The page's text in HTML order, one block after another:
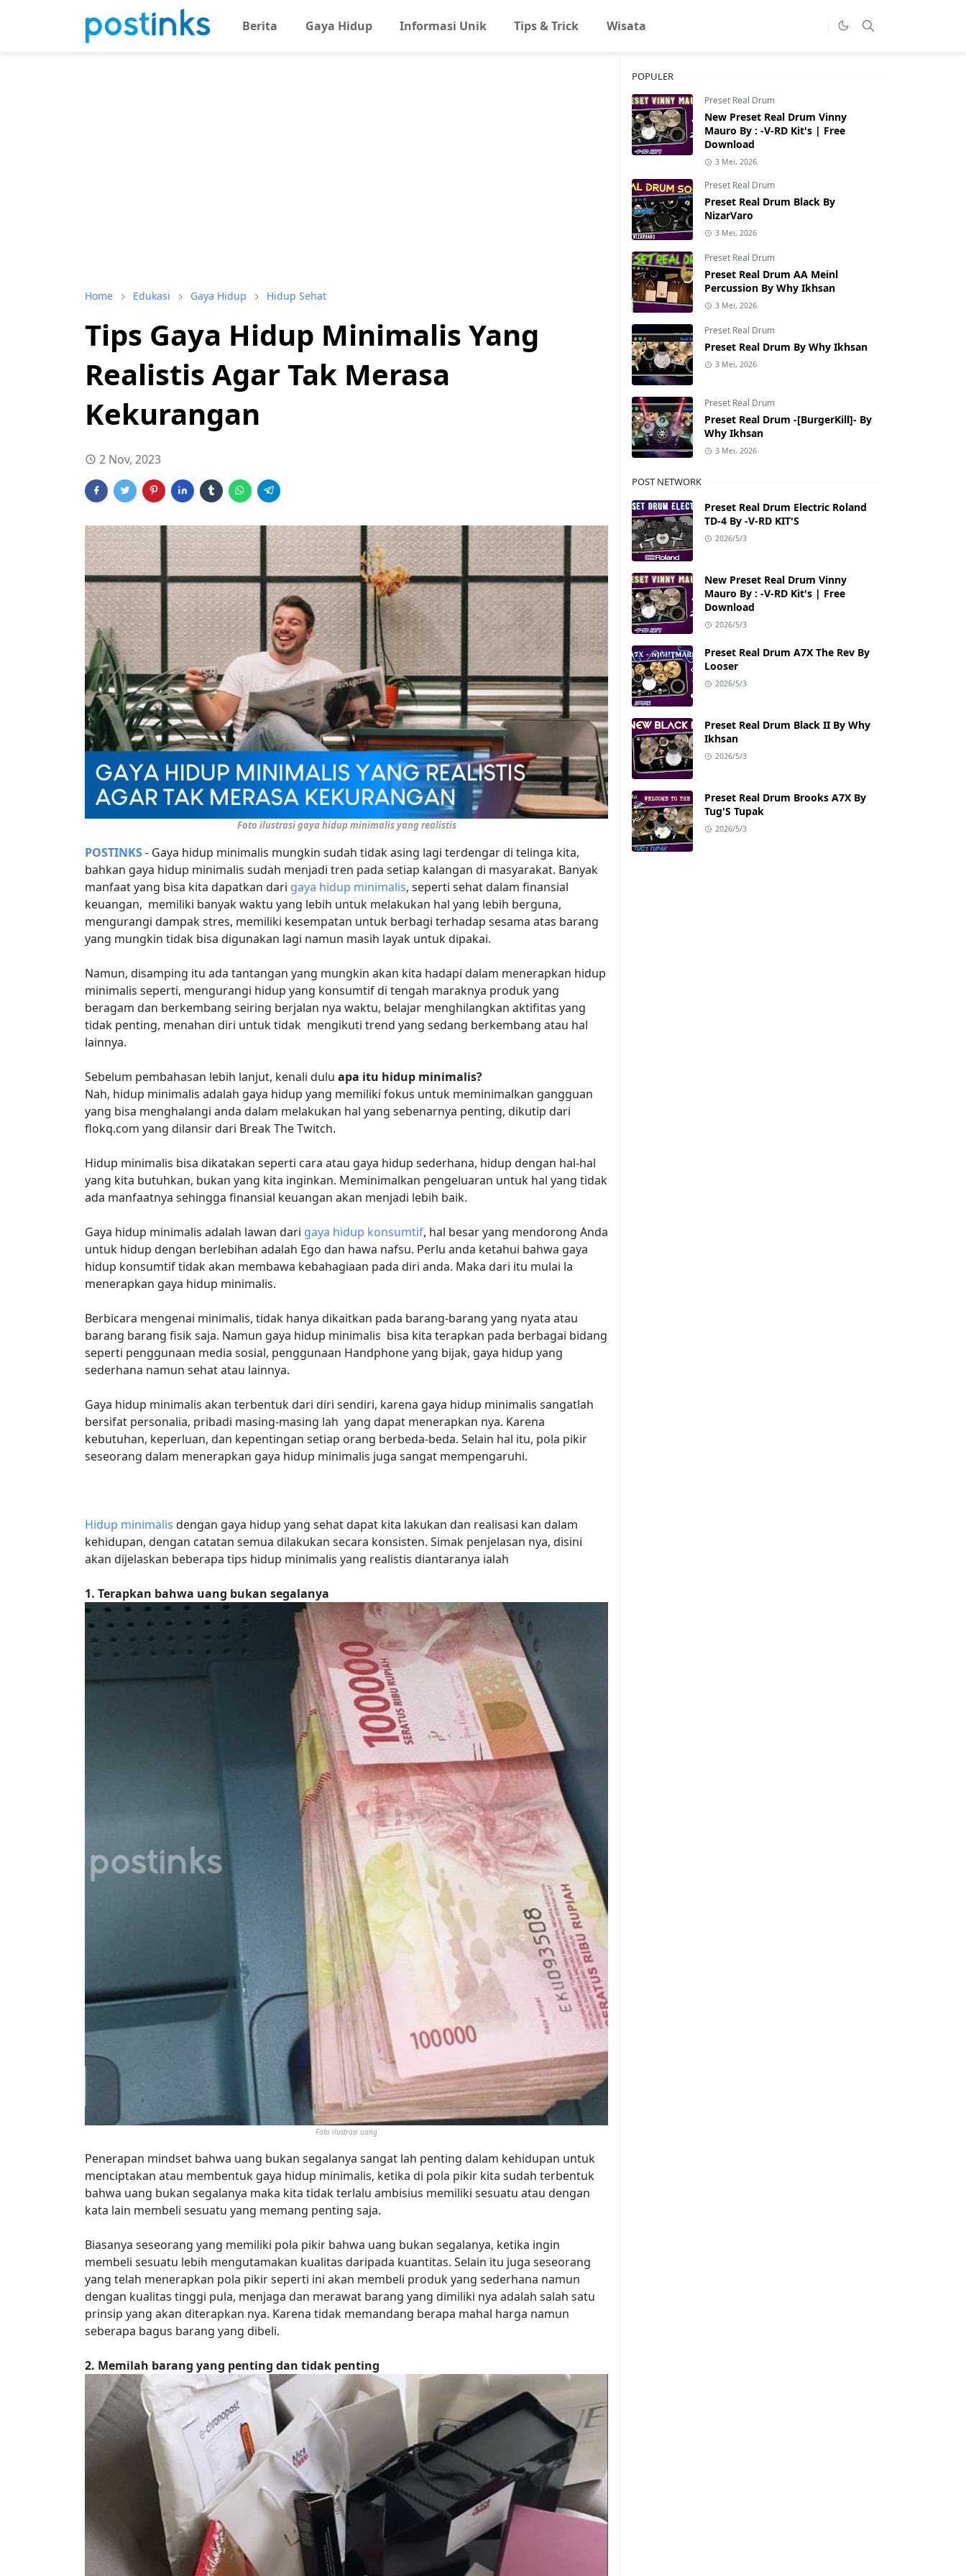
Berita Gaya Hidup Informasi Unik Tips & Trick Wisata
Home Edukasi Gaya Hidup Hidup Sehat
Tips Gaya Hidup Minimalis Yang
Realistis Agar Tak Merasa
Kekurangan
2 Nov, 2023
Foto ilustrasi gaya hidup minimalis yang realistis
POSTINKS- Gaya hidup minimalis mungkin sudah tidak asing lagi terdengar di telinga kita,
bahkan gaya hidup minimalis sudah menjadi tren pada setiap kalangan di masyarakat. Banyak
manfaat yang bisa kita dapatkan dari gaya hidup minimalis, seperti sehat dalam finansial
keuangan, memiliki banyak waktu yang lebih untuk melakukan hal yang lebih berguna,
mengurangi dampak stres, memiliki kesempatan untuk berbagi terhadap sesama atas barang
yang mungkin tidak bisa digunakan lagi namun masih layak untuk dipakai.
Namun, disamping itu ada tantangan yang mungkin akan kita hadapi dalam menerapkan hidup
minimalis seperti, mengurangi hidup yang konsumtif di tengah maraknya produk yang
beragam dan berkembang seiring berjalan nya waktu, belajar menghilangkan aktifitas yang
tidak penting, menahan diri untuk tidak mengikuti trend yang sedang berkembang atau hal
lainnya.
Sebelum pembahasan lebih lanjut, kenali dulu apa itu hidup minimalis?
Nah, hidup minimalis adalah gaya hidup yang memiliki fokus untuk meminimalkan gangguan
yang bisa menghalangi anda dalam melakukan hal yang sebenarnya penting, dikutip dari
flokq.com yang dilansir dari Break The Twitch.
Hidup minimalis bisa dikatakan seperti cara atau gaya hidup sederhana, hidup dengan hal-hal
yang kita butuhkan, bukan yang kita inginkan. Meminimalkan pengeluaran untuk hal yang tidak
ada manfaatnya sehingga finansial keuangan akan menjadi lebih baik.
Gaya hidup minimalis adalah lawan dari gaya hidup konsumtif, hal besar yang mendorong Anda
untuk hidup dengan berlebihan adalah Ego dan hawa nafsu. Perlu anda ketahui bahwa gaya
hidup konsumtif tidak akan membawa kebahagiaan pada diri anda. Maka dari itu mulai la
menerapkan gaya hidup minimalis.
Berbicara mengenai minimalis, tidak hanya dikaitkan pada barang-barang yang nyata atau
barang barang fisik saja. Namun gaya hidup minimalis bisa kita terapkan pada berbagai bidang
seperti penggunaan media sosial, penggunaan Handphone yang bijak, gaya hidup yang
sederhana namun sehat atau lainnya.
Gaya hidup minimalis akan terbentuk dari diri sendiri, karena gaya hidup minimalis sangatlah
bersifat personalia, pribadi masing-masing lah yang dapat menerapkan nya. Karena
kebutuhan, keperluan, dan kepentingan setiap orang berbeda-beda. Selain hal itu, pola pikir
seseorang dalam menerapkan gaya hidup minimalis juga sangat mempengaruhi.
Hidup minimalis dengan gaya hidup yang sehat dapat kita lakukan dan realisasi kan dalam
kehidupan, dengan catatan semua dilakukan secara konsisten. Simak penjelasan nya, disini
akan dijelaskan beberapa tips hidup minimalis yang realistis diantaranya ialah
1. Terapkan bahwa uang bukan segalanya
Foto ilustrasi uang
Penerapan mindset bahwa uang bukan segalanya sangat lah penting dalam kehidupan untuk
menciptakan atau membentuk gaya hidup minimalis, ketika di pola pikir kita sudah terbentuk
bahwa uang bukan segalanya maka kita tidak terlalu ambisius memiliki sesuatu atau dengan
kata lain membeli sesuatu yang memang penting saja.
Biasanya seseorang yang memiliki pola pikir bahwa uang bukan segalanya, ketika ingin
membeli sesuatu lebih mengutamakan kualitas daripada kuantitas. Selain itu juga seseorang
yang telah menerapkan pola pikir seperti ini akan membeli produk yang sederhana namun
dengan kualitas tinggi pula, menjaga dan merawat barang yang dimiliki nya adalah salah satu
prinsip yang akan diterapkan nya. Karena tidak memandang berapa mahal harga namun
seberapa bagus barang yang dibeli.
2. Memilah barang yang penting dan tidak penting
POPULER
Preset Real Drum
New Preset Real Drum Vinny
Mauro By : -V-RD Kit's | Free
Download
3 Mei, 2026
Preset Real Drum
Preset Real Drum Black By
NizarVaro
3 Mei, 2026
Preset Real Drum
Preset Real Drum AA Meinl
Percussion By Why Ikhsan
3 Mei, 2026
Preset Real Drum
Preset Real Drum By Why Ikhsan
3 Mei, 2026
Preset Real Drum
Preset Real Drum -[BurgerKill]- By
Why Ikhsan
3 Mei, 2026
POST NETWORK
Preset Real Drum Electric Roland
TD-4 By -V-RD KIT'S
2026/5/3
New Preset Real Drum Vinny
Mauro By : -V-RD Kit's | Free
Download
2026/5/3
Preset Real Drum A7X The Rev By
Looser
2026/5/3
Preset Real Drum Black II By Why
Ikhsan
2026/5/3
Preset Real Drum Brooks A7X By
Tug'S Tupak
2026/5/3